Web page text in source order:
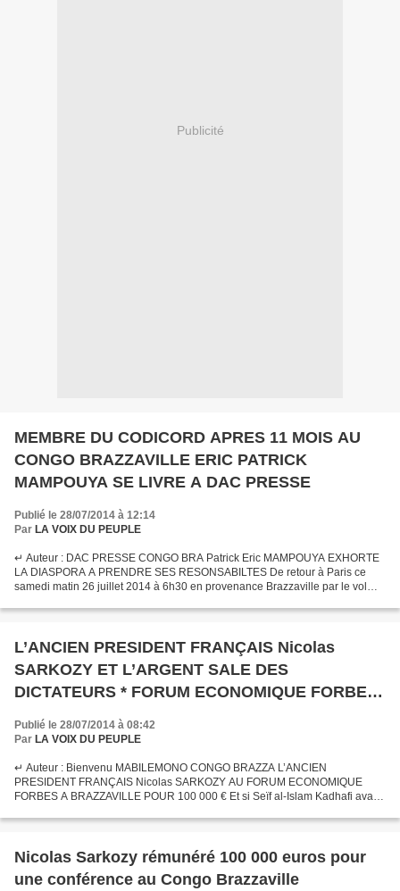
Publicité
MEMBRE DU CODICORD APRES 11 MOIS AU
CONGO BRAZZAVILLE ERIC PATRICK
MAMPOUYA SE LIVRE A DAC PRESSE
Publié le 28/07/2014 à 12:14
Par LA VOIX DU PEUPLE
↵ Auteur : DAC PRESSE CONGO BRA Patrick Eric MAMPOUYA EXHORTE
LA DIASPORA A PRENDRE SES RESONSABILTES De retour à Paris ce
samedi matin 26 juillet 2014 à 6h30 en provenance Brazzaville par le vol
L’ANCIEN PRESIDENT FRANÇAIS Nicolas
SARKOZY ET L’ARGENT SALE DES
DICTATEURS * FORUM ECONOMIQUE FORBES
A BRAZZAVILLE POUR 100 000 € *
Publié le 28/07/2014 à 08:42
Par LA VOIX DU PEUPLE
↵ Auteur : Bienvenu MABILEMONO CONGO BRAZZA L’ANCIEN
PRESIDENT FRANÇAIS Nicolas SARKOZY AU FORUM ECONOMIQUE
FORBES A BRAZZAVILLE POUR 100 000 € Et si Seïf al-Islam Kadhafi avait
Nicolas Sarkozy rémunéré 100 000 euros pour
une conférence au Congo Brazzaville